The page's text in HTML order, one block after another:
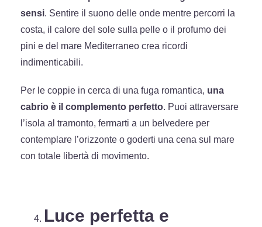
sensi. Sentire il suono delle onde mentre percorri la
costa, il calore del sole sulla pelle o il profumo dei
pini e del mare Mediterraneo crea ricordi
indimenticabili.
Per le coppie in cerca di una fuga romantica, una
cabrio è il complemento perfetto. Puoi attraversare
l’isola al tramonto, fermarti a un belvedere per
contemplare l’orizzonte o goderti una cena sul mare
con totale libertà di movimento.
Luce perfetta e